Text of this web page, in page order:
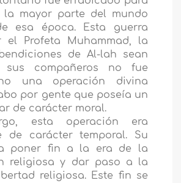
la mayor parte del mundo
esa época. Esta guerra
el Profeta Muhammad, la
de Al-lah sean
compañeros no fue
una operación divina
por gente que poseía un
de carácter moral.
esta operación era
de carácter temporal. Su
poner fin a la era de la
religiosa y dar paso a la
religiosa. Este fin se